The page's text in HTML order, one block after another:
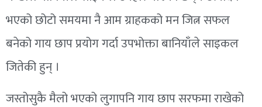
भएको छोटो समयमा नै आम ग्राहकको मन जित्न सफल
बनेको गाय छाप प्रयोग गर्दा उपभोक्ता बानियाँले साइकल
जितेकी हुन् ।
जस्तोसुकै मैलो भएको लुगापनि गाय छाप सरफमा राखेको